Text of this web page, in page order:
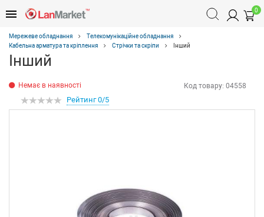
0
Мережеве обладнання
Телекомунікаційне обладнання
Кабельна арматура та кріплення
Стрічки та скріпи Інший
Інший
Немає в наявності Код товару: 04558
Рейтинг 0/5